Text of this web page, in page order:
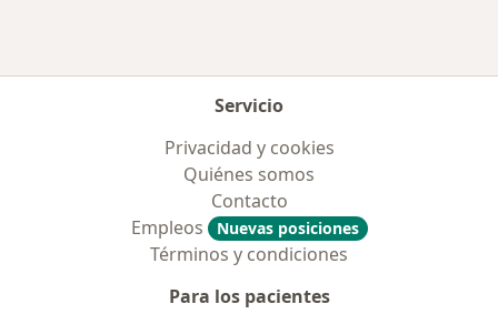
Servicio
Privacidad y cookies
Quiénes somos
Contacto
Empleos
Nuevas posiciones
Términos y condiciones
Para los pacientes